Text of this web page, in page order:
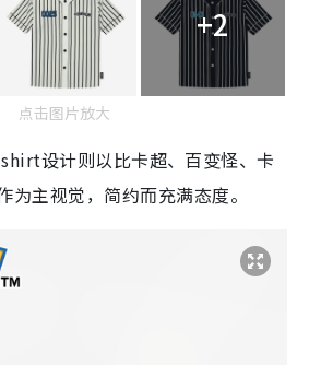
+2
点击图片放大
设计则以比卡超、百变怪、卡
为主视觉，简约而充满态度。